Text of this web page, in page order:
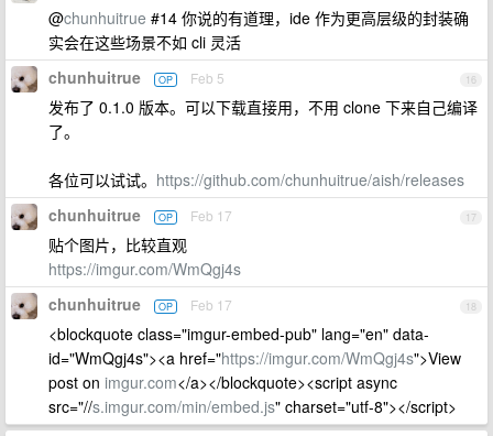
@chunhuitrue #14 你说的有道理，ide 作为更高层级的封装确
实会在这些场景不如 cli 灵活
16
chunhuitrue OP Feb 5
发布了 0.1.0 版本。可以下载直接用，不用 clone 下来自己编译
了。
各位可以试试。 https://github.com/chunhuitrue/aish/releases
17
chunhuitrue OP Feb 17
贴个图片，比较直观
https://imgur.com/WmQgj4s
18
chunhuitrue OP Feb 17
<blockquote class="imgur-embed-pub" lang="en" data-
id="WmQgj4s"><a href="https://imgur.com/WmQgj4s">View
post on imgur.com</a></blockquote><script async
src="//s.imgur.com/min/embed.js" charset="utf-8"></script>